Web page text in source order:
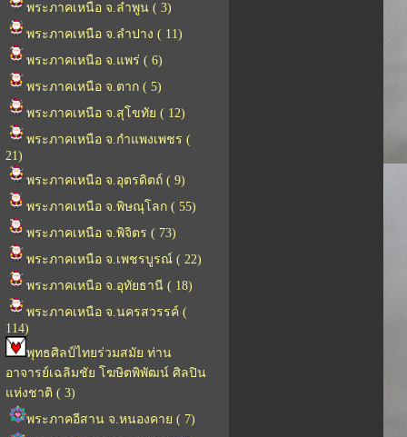
พระภาคเหนือ จ.ลำพูน ( 3)
พระภาคเหนือ จ.ลำปาง ( 11)
พระภาคเหนือ จ.แพร่ ( 6)
พระภาคเหนือ จ.ตาก ( 5)
พระภาคเหนือ จ.สุโขทัย ( 12)
พระภาคเหนือ จ.กำแพงเพชร (
21)
พระภาคเหนือ จ.อุตรดิตถ์ ( 9)
พระภาคเหนือ จ.พิษณุโลก ( 55)
พระภาคเหนือ จ.พิจิตร ( 73)
พระภาคเหนือ จ.เพชรบูรณ์ ( 22)
พระภาคเหนือ จ.อุทัยธานี ( 18)
พระภาคเหนือ จ.นครสวรรค์ (
114)
พุทธศิลป์ไทยร่วมสมัย ท่าน
อาจารย์เฉลิมชัย โฆษิตพิพัฒน์ ศิลปิน
แห่งชาติ ( 3)
พระภาคอีสาน จ.หนองคาย ( 7)